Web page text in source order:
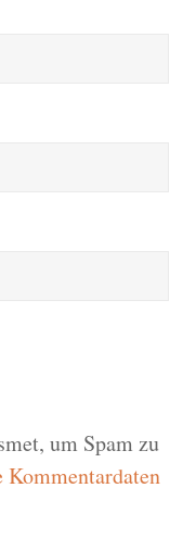
um Spam zu